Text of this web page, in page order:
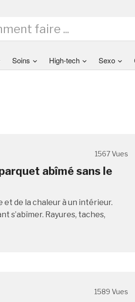
Soins High-tech Sexo
1567 Vues
abîmé sans le
de la chaleur à un intérieur.
s’abîmer. Rayures, taches,
1589 Vues